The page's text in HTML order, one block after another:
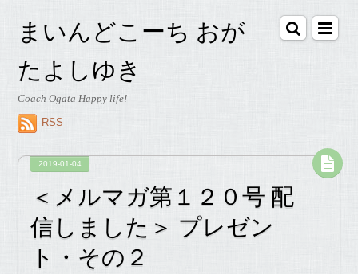
まいんどこーち おが
たよしゆき
Coach Ogata Happy life!
RSS
2019-01-04
＜メルマガ第１２０号 配
信しました＞ プレゼン
ト・その２